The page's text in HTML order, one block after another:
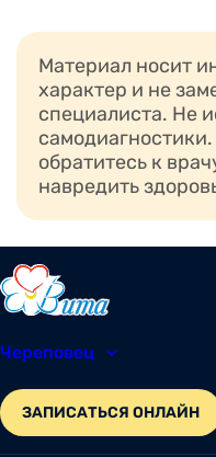
Материал носит
характер и не
специалиста. Не
обратитесь к
навредить
Череповец
ЗАПИСАТЬСЯ ОНЛАЙН